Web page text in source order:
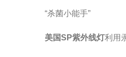
“杀菌小能手”
美国SP紫外线灯利用